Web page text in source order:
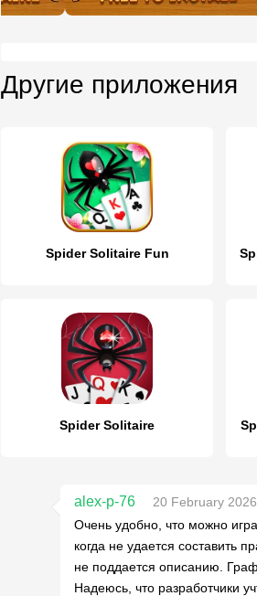
Другие приложения
Spider Solitaire Fun
Spider Solitaire
alex-p-76
20 February
Очень удобно, что можно
когда не удается составить
не поддается описанию.
Надеюсь, что разработчики